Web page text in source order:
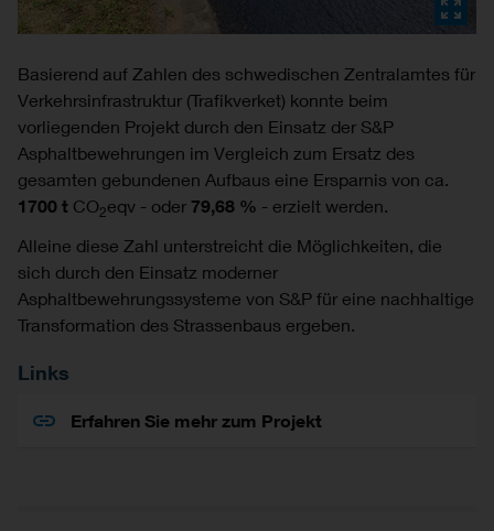
Basierend auf Zahlen des schwedischen Zentralamtes für
Verkehrsinfrastruktur (Trafikverket) konnte beim
vorliegenden Projekt durch den Einsatz der S&P
Asphaltbewehrungen im Vergleich zum Ersatz des
gesamten gebundenen Aufbaus eine Ersparnis von ca.
1700 t CO2eqv - oder 79,68 % - erzielt werden.
Alleine diese Zahl unterstreicht die Möglichkeiten, die
sich durch den Einsatz moderner
Asphaltbewehrungssysteme von S&P für eine nachhaltige
Transformation des Strassenbaus ergeben.
Links
Erfahren Sie mehr zum Projekt